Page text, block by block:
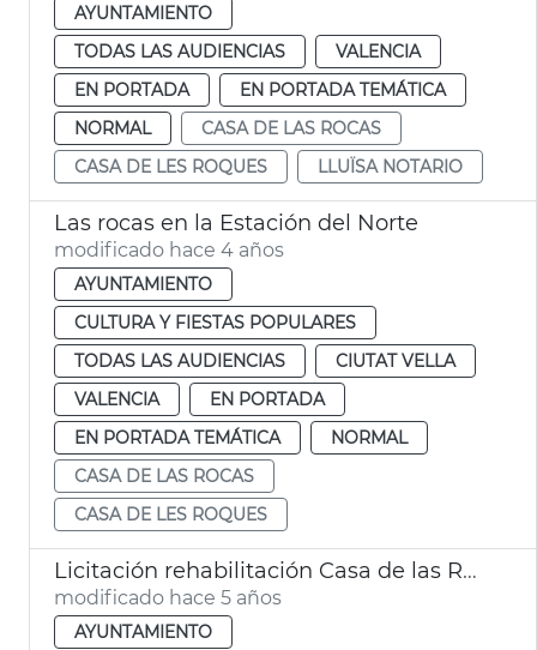
AYUNTAMIENTO
TODAS LAS AUDIENCIAS
VALENCIA
EN PORTADA
EN PORTADA TEMÁTICA
NORMAL
CASA DE LAS ROCAS
CASA DE LES ROQUES
LLUÏSA NOTARIO
Las rocas en la Estación del Norte
modificado hace 4 años
AYUNTAMIENTO
CULTURA Y FIESTAS POPULARES
TODAS LAS AUDIENCIAS
CIUTAT VELLA
VALENCIA
EN PORTADA
EN PORTADA TEMÁTICA
NORMAL
CASA DE LAS ROCAS
CASA DE LES ROQUES
Licitación rehabilitación Casa de las Rocas
modificado hace 5 años
AYUNTAMIENTO